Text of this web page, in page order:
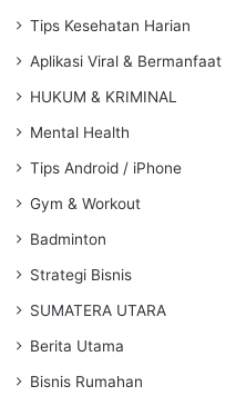
Tips Kesehatan Harian
Aplikasi Viral & Bermanfaat
HUKUM & KRIMINAL
Mental Health
Tips Android / iPhone
Gym & Workout
Badminton
Strategi Bisnis
SUMATERA UTARA
Berita Utama
Bisnis Rumahan